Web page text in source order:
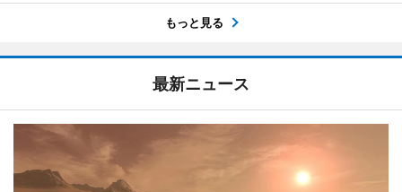
もっと見る
最新ニュース